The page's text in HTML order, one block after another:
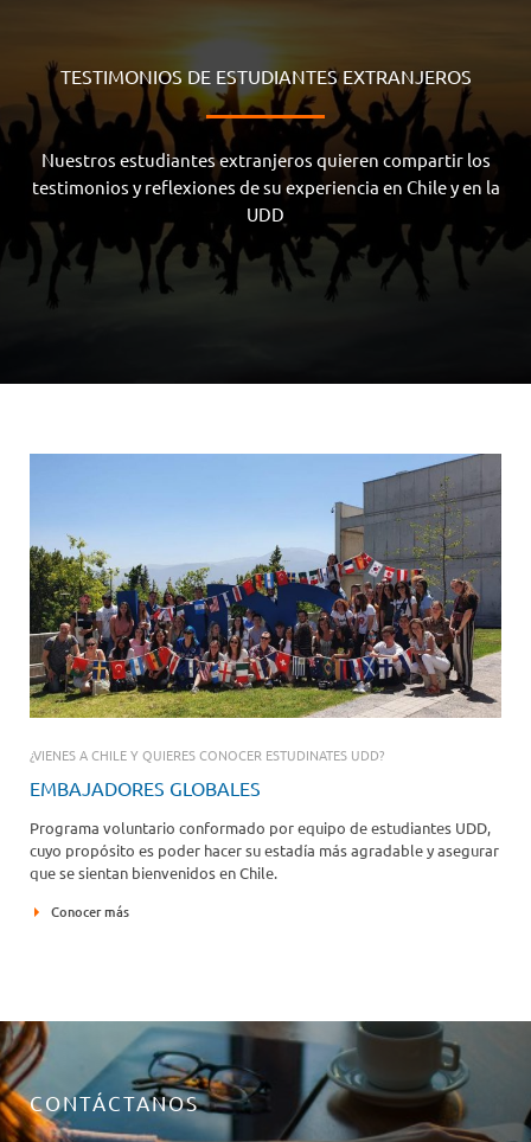
TESTIMONIOS DE ESTUDIANTES EXTRANJEROS
Nuestros estudiantes extranjeros quieren compartir los
testimonios y reflexiones de su experiencia en Chile y en la
UDD
¿VIENES A CHILE Y QUIERES CONOCER ESTUDINATES UDD?
EMBAJADORES GLOBALES
Programa voluntario conformado por equipo de estudiantes UDD,
cuyo propósito es poder hacer su estadía más agradable y asegurar
que se sientan bienvenidos en Chile.
Conocer más
CONTÁCTANOS